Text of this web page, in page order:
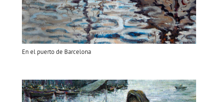
En el puerto de Barcelona